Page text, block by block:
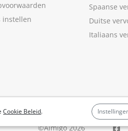
Cookie Beleid.
instellen
Spaanse
Duitse
Italiaans
©Aimigo 2026